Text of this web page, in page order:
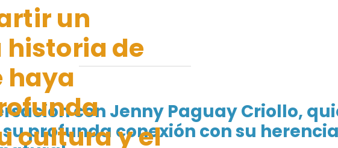
con Jenny Paguay Criollo,
profunda conexión con su
un
historia de
haya
cultura y el